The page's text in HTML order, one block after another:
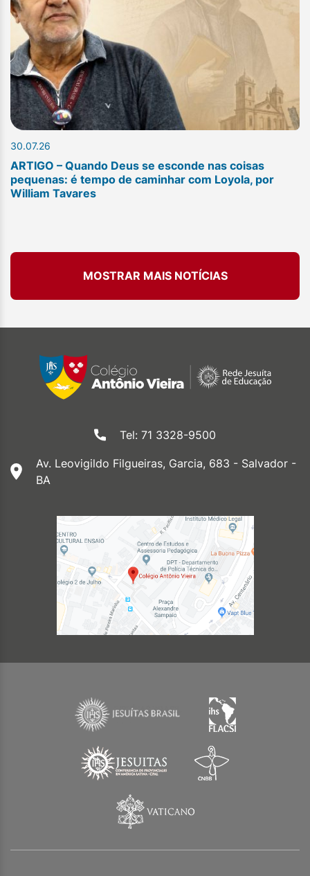
30.07.26
ARTIGO – Quando Deus se esconde nas coisas
pequenas: é tempo de caminhar com Loyola, por
William Tavares
MOSTRAR MAIS NOTÍCIAS
Tel: 71 3328-9500
Av. Leovigildo Filgueiras, Garcia, 683 - Salvador -
BA